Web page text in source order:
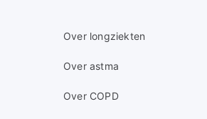
Secundaire
menu
Over longziekten
Over astma
Over COPD